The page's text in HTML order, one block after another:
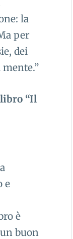
la
per
dei
“Il
e
è
buon